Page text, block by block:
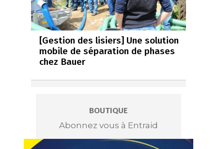
[Gestion des lisiers] Une solution
mobile de séparation de phases
chez Bauer
BOUTIQUE
Abonnez vous à Entraid